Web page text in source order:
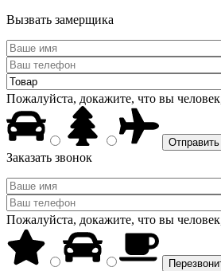
Вызвать замерщика
Пожалуйста, докажите, что вы
Заказать звонок
Пожалуйста, докажите, что вы